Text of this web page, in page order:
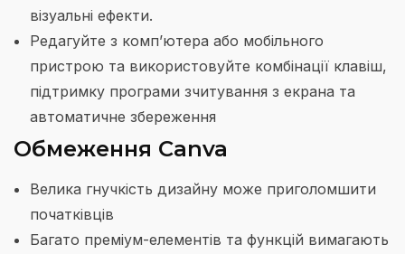
візуальні ефекти.
Редагуйте з комп’ютера або мобільного
пристрою та використовуйте комбінації клавіш,
підтримку програми зчитування з екрана та
автоматичне збереження
Обмеження Canva
Велика гнучкість дизайну може приголомшити
початківців
Багато преміум-елементів та функцій вимагають